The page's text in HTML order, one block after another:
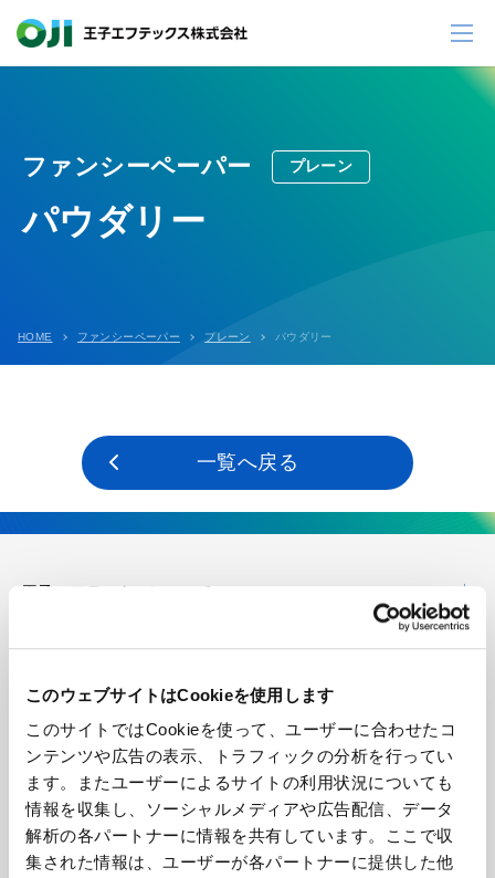
このウェブサイトはCookieを使用します
このサイトではCookieを使って、ユーザーに合わせたコ
ンテンツや広告の表示、トラフィックの分析を行ってい
ます。またユーザーによるサイトの利用状況についても
情報を収集し、ソーシャルメディアや広告配信、データ
解析の各パートナーに情報を共有しています。ここで収
集された情報は、ユーザーが各パートナーに提供した他
ファンシーペーパー プレーン
パウダリー
HOME ファンシーペーパー プレーン パウダリー
一覧へ戻る
王子エフテックスについて
企業情報
製品紹介
導入事例